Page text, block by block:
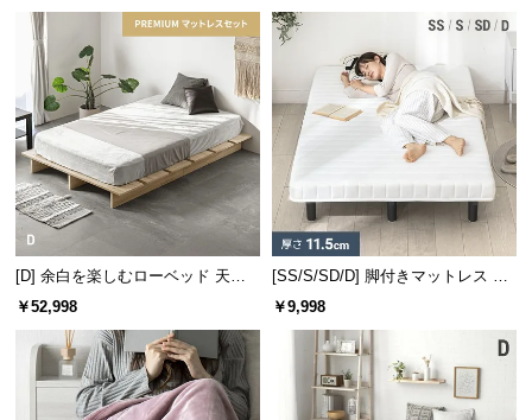
シンプルで使いやすいヘッドボード
どんなお部屋にも合わせやすいシンプルなヘッドボ
ード。文庫本や時計などが置ける宮棚付きです。
[D] 余白を楽しむローベッド 天然
木調 ステージベッド プレミアムマ
￥52,998
[SS/S/SD/D] 脚付きマットレス ボ
ンネルコイル
￥9,998